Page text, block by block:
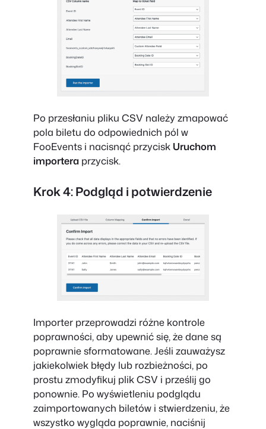
Po przesłaniu pliku CSV należy zmapować
pola biletu do odpowiednich pól w
FooEvents i nacisnąć przycisk Uruchom
importera przycisk.
Krok 4: Podgląd i potwierdzenie
Importer przeprowadzi różne kontrole
poprawności, aby upewnić się, że dane są
poprawnie sformatowane. Jeśli zauważysz
jakiekolwiek błędy lub rozbieżności, po
prostu zmodyfikuj plik CSV i prześlij go
ponownie. Po wyświetleniu podglądu
zaimportowanych biletów i stwierdzeniu, że
wszystko wygląda poprawnie, naciśnij